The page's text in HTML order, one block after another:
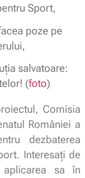
Sport,
poze pe
salvatoare:
(foto)
Comisia
României a
dezbaterea
Interesați de
aplicarea sa în